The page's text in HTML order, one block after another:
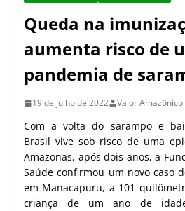
Queda na
aumenta risco de
pandemia de
19 de julho de 2022 Valor Amazônico
Com a volta do sarampo e
Brasil vive sob risco de uma
Amazonas, após dois anos, a
Saúde confirmou um novo caso
em Manacapuru, a 101
criança de um ano de